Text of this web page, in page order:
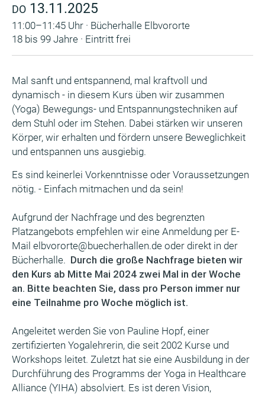
DO 13.11.2025
11:00–11:45 Uhr · Bücherhalle Elbvororte
18 bis 99 Jahre · Eintritt frei
Mal sanft und entspannend, mal kraftvoll und
dynamisch - in diesem Kurs üben wir zusammen
(Yoga) Bewegungs- und Entspannungstechniken auf
dem Stuhl oder im Stehen. Dabei stärken wir unseren
Körper, wir erhalten und fördern unsere Beweglichkeit
und entspannen uns ausgiebig.
Es sind keinerlei Vorkenntnisse oder Voraussetzungen
nötig. - Einfach mitmachen und da sein!
Aufgrund der Nachfrage und des begrenzten
Platzangebots empfehlen wir eine Anmeldung per E-
Mail elbvororte@buecherhallen.de oder direkt in der
Bücherhalle. Durch die große Nachfrage bieten wir
den Kurs ab Mitte Mai 2024 zwei Mal in der Woche
an. Bitte beachten Sie, dass pro Person immer nur
eine Teilnahme pro Woche möglich ist.
Angeleitet werden Sie von Pauline Hopf, einer
zertifizierten Yogalehrerin, die seit 2002 Kurse und
Workshops leitet. Zuletzt hat sie eine Ausbildung in der
Durchführung des Programms der Yoga in Healthcare
Alliance (YIHA) absolviert. Es ist deren Vision,